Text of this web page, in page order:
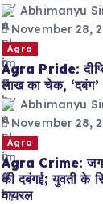
Abhimanyu
November 28,
Agra
Agra Pride:
लाख का चेक, ‘दबंग’
Abhimanyu
November 28,
Agra
Agra Crime:
की दबंगई; युवती के
वायरल